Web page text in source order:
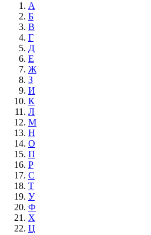
А
Б
В
Г
Д
Е
Ж
З
И
К
Л
М
Н
О
П
Р
С
Т
У
Ф
Х
Ц